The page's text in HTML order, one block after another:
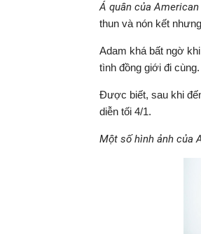
Á quân của
thun và nón kết
Adam khá bất ngờ
tình đồng giới đi
Được biết, sau khi
diễn tối 4/1.
Một số hình ảnh của